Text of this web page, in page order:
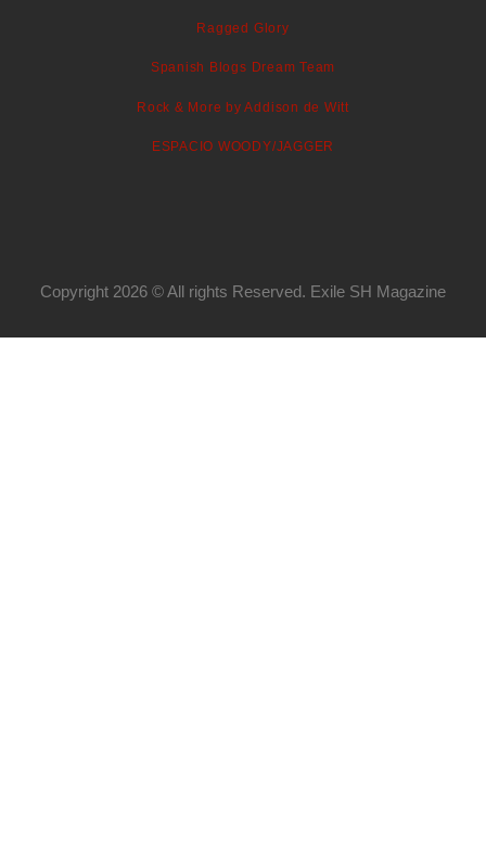
Ragged Glory
Spanish Blogs Dream Team
Rock & More by Addison de Witt
ESPACIO WOODY/JAGGER
Copyright 2026 © All rights Reserved. Exile SH Magazine